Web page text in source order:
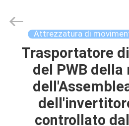
CASA
PRODOTTI
CIRCA
Technology
Attrezzatura di
Trasportatore
del PWB della
controllato